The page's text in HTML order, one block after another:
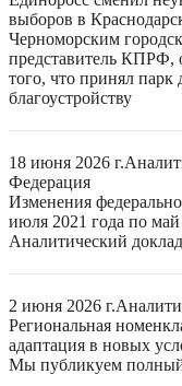
выборов в
Черноморским
представитель КПРФ,
того, что принял парк
благоустройству
18 июня 2026 г.
Федерация
Изменения
июля 2021 года по май
Аналитический доклад
2 июня 2026 г.
Региональная
адаптация в новых
Мы публикуем полный